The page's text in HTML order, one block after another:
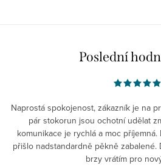
Poslední
Naprostá spokojenost, zákazník je na
pár stokorun jsou ochotní udělat
komunikace je rychlá a moc
přišlo nadstandardně pěkně
brzy vrátím pro